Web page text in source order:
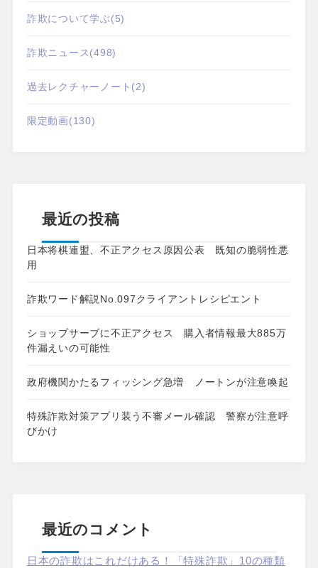
詐欺について学ぶ(5)
詐欺ニュース(498)
過去レクチャーノート (2)
限定動画(130)
最近の投稿
日本将棋連盟、不正アクセス原因公表 既知の脆弱性悪
用
詐欺ワード解説No.097クライアントレシピエント
ショップサーブに不正アクセス 購入者情報最大885万
件漏えいの可能性
政府機関かたるフィッシング急増 ノートンが注意喚起
特殊詐欺対策アプリ装う不審メール確認 警察が注意呼
びかけ
最近のコメント
日本の詐欺はこれだけある！「特殊詐欺」10の種類